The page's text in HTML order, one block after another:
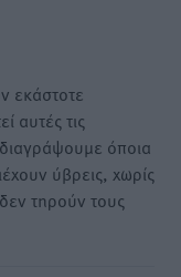
εκάστοτε
αυτές τις
όποια
ύβρεις, χωρίς
τηρούν τους